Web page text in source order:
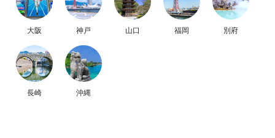
大阪 神戸 山口 福岡 別府
長崎 沖縄